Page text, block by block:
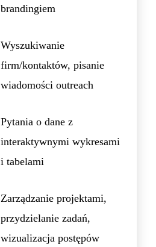
brandingiem
Wyszukiwanie
firm/kontaktów, pisanie
wiadomości outreach
Pytania o dane z
interaktywnymi wykresami
i tabelami
Zarządzanie projektami,
przydzielanie zadań,
wizualizacja postępów